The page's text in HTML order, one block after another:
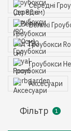
Середні
Великі
Гроубокси
Гроубокси
Аксесуари
Фільтр 1